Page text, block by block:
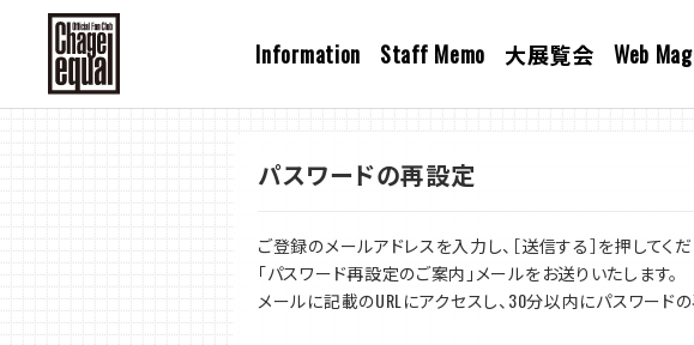
Information Staff Memo 大展覧会 Web
パスワードの再設定
ご登録のメールアドレスを入力し、［送信する］を押してくだ
「パスワード再設定のご案内」メールをお送りいたします。
メールに記載のURLにアクセスし、30分以内にパスワード